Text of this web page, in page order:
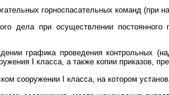
горноспасательных команд (при
дела при осуществлении постоянного
графика проведения контрольных
I класса, а также копии приказов,
сооружении I класса, на котором